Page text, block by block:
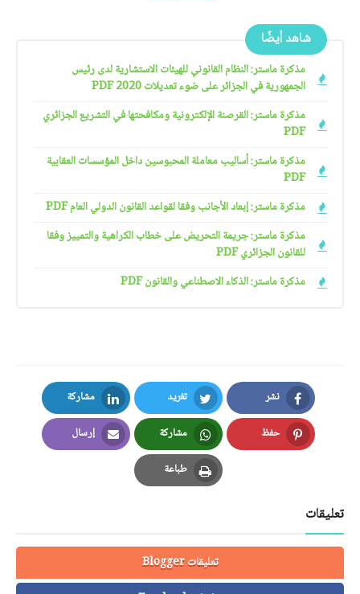
شاهد أيضًا
مذكرة ماستر: النظام القانوني للهيئات الاستشارية لدى رئيس
الجمهورية في الجزائر على ضوء تعديلات 2020 PDF
مذكرة ماستر: القرصنة الإلكترونية ومكافحتها في التشريع الجزائري
PDF
مذكرة ماستر: أساليب معاملة المحبوسين داخل المؤسسات العقابية
PDF
مذكرة ماستر: إبعاد الأجانب وفقا لقواعد القانون الدولي العام PDF
مذكرة ماستر: جريمة التحريض على خطاب الكراهية والتمييز وفقا
للقانون الجزائري PDF
مذكرة ماستر: الذكاء الاصطناعي والقانون PDF
نشر
Facebook
تغريد
Twitter
مشاركة
LinkedIn
حفظ
Pinterest
مشاركة
Whatsapp
إرسال
Email
طباعة
Print
تعليقات
تعليقات Blogger